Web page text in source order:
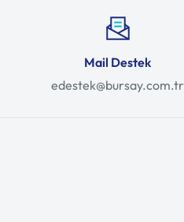
Mail Destek
edestek@bursay.com.tr